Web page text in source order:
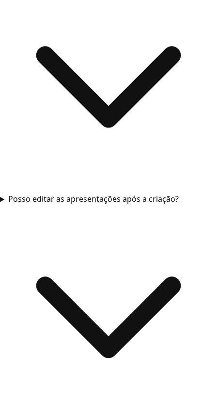
Posso editar as apresentações após a criação?